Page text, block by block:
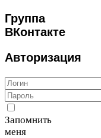
Группа
ВКонтакте
Авторизация
Запомнить
меня